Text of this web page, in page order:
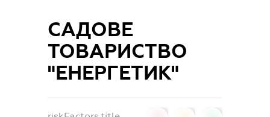
САДОВЕ
ТОВАРИСТВО
"ЕНЕРГЕТИК"